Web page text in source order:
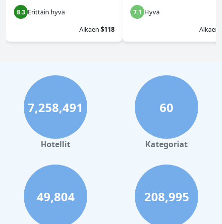
8.3 Erittäin hyvä
Alkaen $118
7.1 Hyvä
Alkaen
7,258,491
Hotellit
60
Kategoriat
49,804 208,995